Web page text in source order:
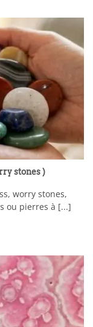
stones )
worry stones,
ou pierres à [...]